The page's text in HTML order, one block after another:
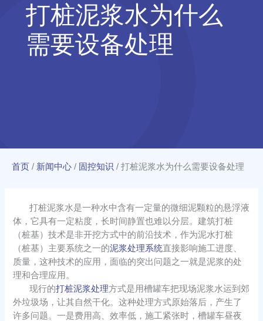
打桩泥浆水为什么
需要设备处理
首页 / 新闻中心 / 固控知识 / 打桩泥浆水为什么需要设备处理
打桩泥浆水是一种水中含有一定量的微细泥颗粒的悬浮液
体，它具有一定粘度，长时间静置也难以分层。建筑打桩
（桩基）技术是非开挖方式中的前沿技术，作为泥水打桩
（桩基）主要系统之一的泥浆处理系统直接影响施工进度、
质量，这种技术的应用，面临的突出问题之一就是泥浆的处
理和合理应用。
现行的打桩泥浆处理方式是用槽罐车把现场泥浆水运到郊
外垃圾场，让其自然干化。这种处理方式原始落后，产生了
许多问题。一是费用高、效率低，施工紧张时，槽罐车昼夜